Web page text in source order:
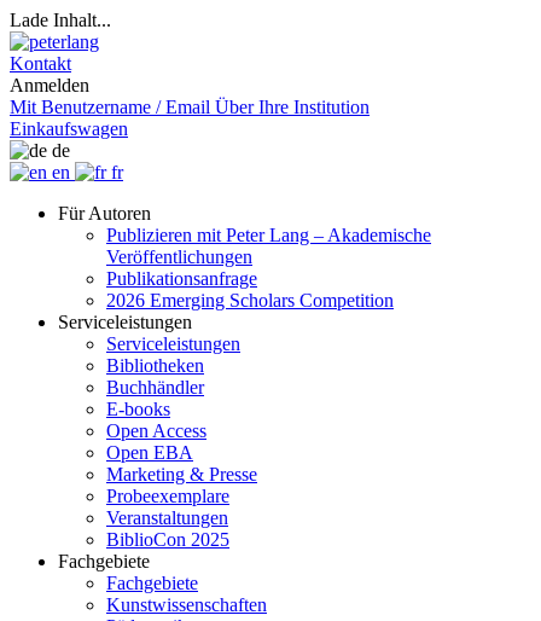
Lade Inhalt...
Kontakt
Anmelden
Mit Benutzername / Email Über Ihre Institution
Einkaufswagen
de
en
fr
Für Autoren
Publizieren mit Peter Lang – Akademische
Veröffentlichungen
Publikationsanfrage
2026 Emerging Scholars Competition
Serviceleistungen
Serviceleistungen
Bibliotheken
Buchhändler
E-books
Open Access
Open EBA
Marketing & Presse
Probeexemplare
Veranstaltungen
BiblioCon 2025
Fachgebiete
Fachgebiete
Kunstwissenschaften